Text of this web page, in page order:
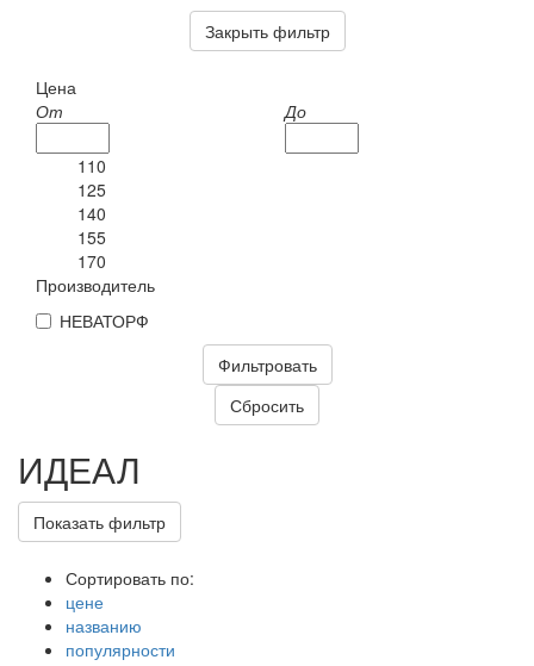
Закрыть фильтр
Цена
От
До
110
125
140
155
170
Производитель
НЕВАТОРФ
ИДЕАЛ
Показать фильтр
Сортировать по:
цене
названию
популярности